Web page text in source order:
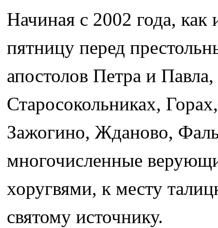
Начиная с 2002 года,
пятницу перед
апостолов Петра и
Старосокольниках,
Зажогино, Жданово,
многочисленные
хоругвями, к месту
святому источнику.